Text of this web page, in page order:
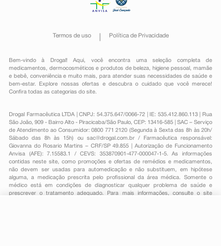
Termos de uso Política de Privacidade
Bem-vindo à Drogal! Aqui, você encontra uma seleção completa de
medicamentos , dermocosméticos e produtos de beleza, higiene pessoal ,mamãe
e bebê, conveniênciae muito mais, para atender suas necessidades de saúde e
bem-estar. Explore nossas ofertas e descubra o cuidado que você merece!
Confira todas as categorias do site.
Drogal Farmacêutica LTDA | CNPJ: 54.375.647/0066-72 | IE: 535.412.860.113 | Rua
São João, 909 - Bairro Alto - Piracicaba/São Paulo, CEP: 13416-585 | SAC – Serviço
de Atendimento ao Consumidor: 0800 771 2120 (Segunda à Sexta das 8h às 20h/
Sábado das 8h às 15h) ou sac@drogal.com.br/ Farmacêutica responsável:
Giovanna do Rosario Martins – CRF/SP 49.855 | Autorização de Funcionamento
Anvisa (AFE): 7.15583.1 / CEVS: 353870901-477-000047-1-5. As informações
contidas neste site, como promoções e ofertas de remédios e medicamentos,
não devem ser usadas para automedicação e não substituem, em hipótese
alguma, a medicação prescrita pelo profissional da área médica. Somente o
médico está em condições de diagnosticar qualquer problema de saúde e
prescrever o tratamento adequado. Para mais informações, consulte o site